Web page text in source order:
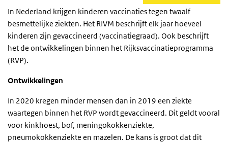
In Nederland krijgen kinderen vaccinaties tegen twaalf
besmettelijke ziekten. Het RIVM beschrijft elk jaar hoeveel
kinderen zijn gevaccineerd (vaccinatiegraad). Ook beschrijft
het de ontwikkelingen binnen het Rijksvaccinatieprogramma
(RVP).
Ontwikkelingen
In 2020 kregen minder mensen dan in 2019 een ziekte
waartegen binnen het RVP wordt gevaccineerd. Dit geldt vooral
voor kinkhoest, bof, meningokokkenziekte,
pneumokokkenziekte en mazelen. De kans is groot dat dit